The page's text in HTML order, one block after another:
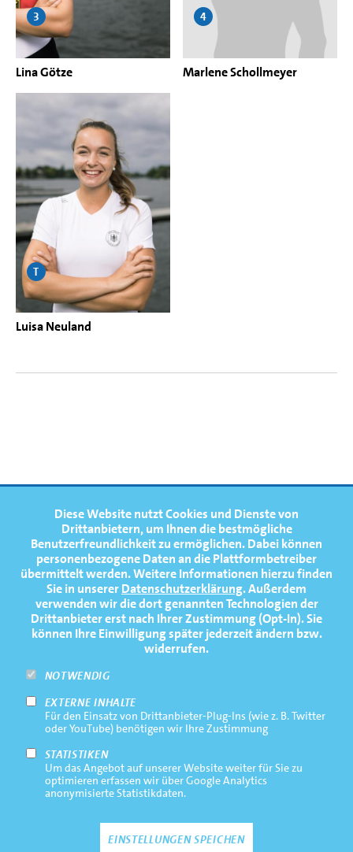
Diese Website nutzt Cookies und Dienste von
Drittanbietern, um Ihnen die bestmögliche
Benutzerfreundlichkeit zu ermöglichen.Dabei können
personenbezogene Daten an die Plattformbetreiber
übermittelt werden. Weitere Informationen hierzu finden
Sie in unsererDatenschutzerklärung. Außerdem
verwenden wir die dort genannten Technologien der
Drittanbieter erst nach Ihrer Zustimmung (Opt-In). Sie
können Ihre Einwilligung später jederzeit ändern bzw.
widerrufen.
NOTWENDIG
EXTERNE INHALTE
Für den Einsatz von Drittanbieter-Plug-Ins (wie z. B. Twitter
oder YouTube) benötigen wir Ihre Zustimmung
STATISTIKEN
Um das Angebot auf unserer Website weiter für Sie zu
optimieren erfassen wir über Google Analytics
anonymisierte Statistikdaten.
EINSTELLUNGEN SPEICHEN
Lina Götze
3
Marlene Schollmeyer
4
Luisa Neuland
T
FOOTERNAVIGATION
NEWS
TERMINE
MEDIATHEK
PRESSE
FAQ
NEWSLETTER
Footernavigation
Bottom
Impressum
Datenschutz